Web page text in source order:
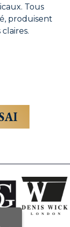
Tous
produisent